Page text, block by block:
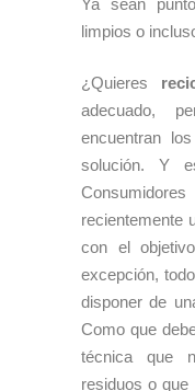
Ya sean
limpios o
¿Quieres
adecuado,
encuentran
solución. Y
recientemente
con el
excepción,
disponer de
Como que
técnica que
residuos o que